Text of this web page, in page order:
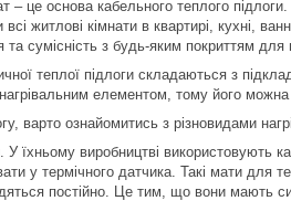
– це основа кабельного теплого
житлові кімнати в квартирі, кухні,
сумісність з будь-яким покриттям для
теплої підлоги складаються з
елементом, тому його
варто ознайомитись з різновидами
У їхньому виробництві використовують
у термічного датчика. Такі мати
постійно. Це тим, що вони мають